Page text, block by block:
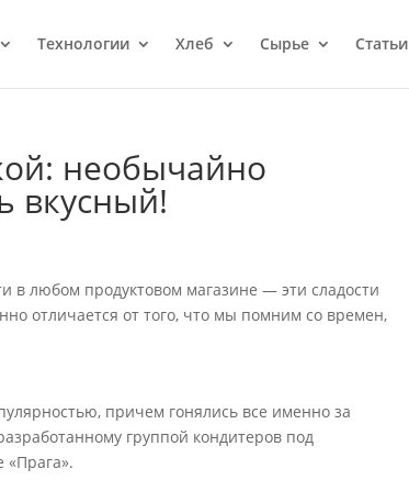
Технологии Хлеб Сырье Статьи
необычайно
вкусный!
в любом продуктовом магазине — эти сладости
отличается от того, что мы помним со времен,
причем гонялись все именно за
группой кондитеров под
«Прага».